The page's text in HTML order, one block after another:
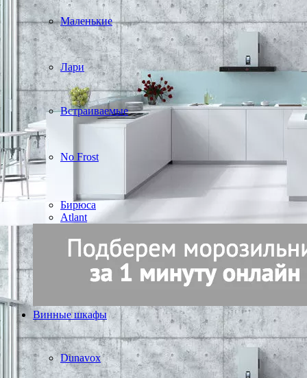
Маленькие
Лари
Встраиваемые
No Frost
Бирюса
Atlant
Винные шкафы
Dunavox